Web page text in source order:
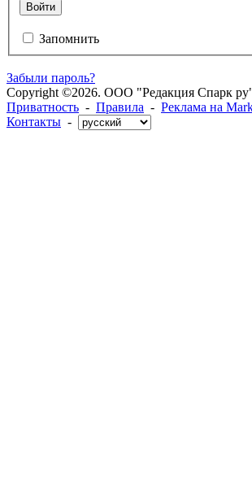
Войти
Запомнить
Забыли пароль?
Copyright ©2026. ООО "Редакция Спарк
Приватность - Правила - Реклама на
Контакты -